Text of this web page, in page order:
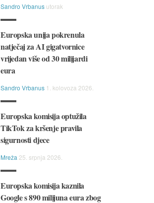
Sandro Vrbanus utorak
Europska unija pokrenula
natječaj za AI gigatvornice
vrijedan više od 30 milijardi
eura
Sandro Vrbanus 1. kolovoza 2026.
Europska komisija optužila
TikTok za kršenje pravila
sigurnosti djece
Mreža 25. srpnja 2026.
Europska komisija kaznila
Google s 890 milijuna eura zbog